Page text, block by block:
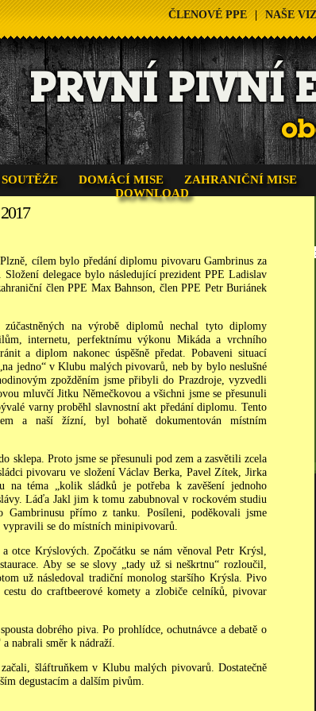
ČLENOVÉ PPE | NAŠE
DOMÁCÍ MISE ZAHRANIČNÍ MISE
DOWNLOAD
cílem bylo předání diplomu pivovaru Gambrinus za
delegace bylo následující prezident PPE Ladislav
člen PPE Max Bahnson, člen PPE Petr Buriánek
na výrobě diplomů nechal tyto diplomy
internetu, perfektnímu výkonu Mikáda a vrchního
a diplom nakonec úspěšně předat. Pobaveni situací
jedno“ v Klubu malých pivovarů, neb by bylo neslušné
zpožděním jsme přibyli do Prazdroje, vyzvedli
mluvčí Jitku Němečkovou a všichni jsme se přesunuli
varny proběhl slavnostní akt předání diplomu. Tento
a naší žízní, byl bohatě dokumentován místním
sklepa. Proto jsme se přesunuli pod zem a zasvětili zcela
pivovaru ve složení Václav Berka, Pavel Zítek, Jirka
na téma „kolik sládků je potřeba k zavěšení jednoho
Láďa Jakl jim k tomu zabubnoval v rockovém studiu
Gambrinusu přímo z tanku. Posíleni, poděkovali jsme
vypravili se do místních minipivovarů.
otce Krýslových. Zpočátku se nám věnoval Petr Krýsl,
Aby se se slovy „tady už si neškrtnu“ rozloučil,
už následoval tradiční monolog staršího Krýsla. Pivo
do craftbeerové komety a zlobiče celníků, pivovar
dobrého piva. Po prohlídce, ochutnávce a debatě o
nabrali směr k nádraží.
šláftruňkem v Klubu malých pivovarů. Dostatečně
degustacím a dalším pivům.